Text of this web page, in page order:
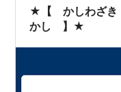
★【 かしわざ
かし 】★